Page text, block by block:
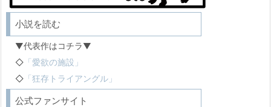
小説を読む
▼代表作はコチラ▼
◇ 「愛欲の施設」
◇ 「狂存トライアングル」
公式ファンサイト